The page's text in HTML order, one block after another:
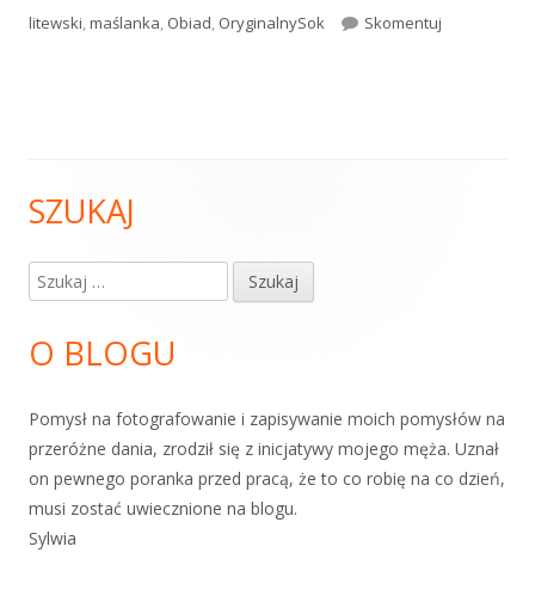
litewski,maślanka, Obiad, OryginalnySok Skomentuj
Główny
panel
SZUKAJ
Szukaj:
O BLOGU
Pomysł na fotografowanie i zapisywanie moich pomysłów na
przeróżne dania, zrodził się z inicjatywy mojego męża. Uznał
on pewnego poranka przed pracą, że to co robię na co dzień,
musi zostać uwiecznione na blogu.
Sylwia